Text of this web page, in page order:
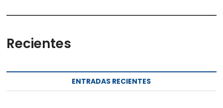
Recientes
ENTRADAS RECIENTES